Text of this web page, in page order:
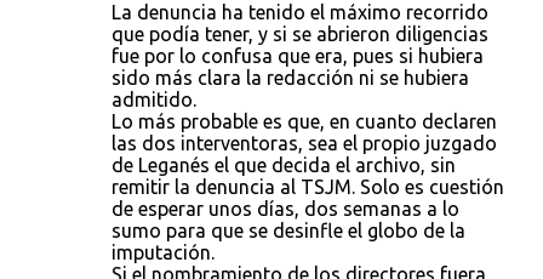
La denuncia ha tenido el máximo recorrido
que podía tener, y si se abrieron diligencias
fue por lo confusa que era, pues si hubiera
sido más clara la redacción ni se hubiera
admitido.
Lo más probable es que, en cuanto declaren
las dos interventoras, sea el propio juzgado
de Leganés el que decida el archivo, sin
remitir la denuncia al TSJM. Solo es cuestión
de esperar unos días, dos semanas a lo
sumo para que se desinfle el globo de la
imputación.
Si el nombramiento de los directores fuera